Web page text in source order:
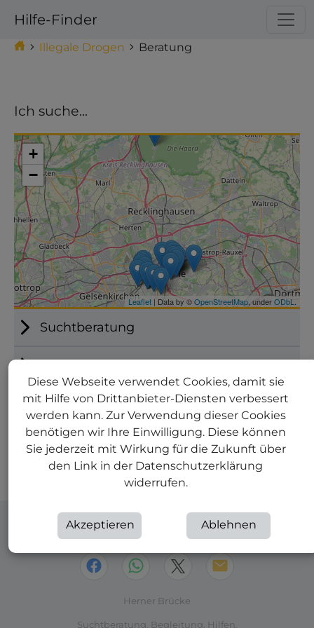
Diese Webseite verwendet Cookies, damit sie
mit Hilfe von Drittanbieter-Diensten verbessert
werden kann. Zur Verwendung dieser Cookies
benötigen wir Ihre Einwilligung. Diese können
Sie jederzeit mit Wirkung für die Zukunft über
den Link in der Datenschutzerklärung
widerrufen.
Akzeptieren Ablehnen
Hilfe-Finder
Illegale Drogen Beratung
Ich suche...
Suchtberatung
Psychosoziale Betreuung
Diversität/Frauen
Make this Notebook Trusted to load map: File ->
Trust Notebook
Teilen:
Herner Brücke
Suchtberatung. Begleitung. Hilfen.